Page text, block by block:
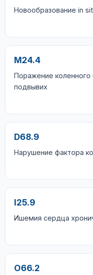
Новообразование in
M24.4
Поражение
подвывих
D68.9
Нарушение фактора
I25.9
Ишемия сердца
O66.2